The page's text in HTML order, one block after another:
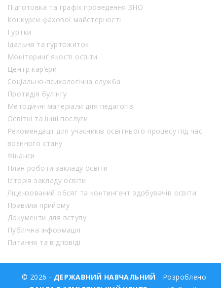
Підготовка та графік проведення ЗНО
Конкурси фахової майстерності
Гуртки
Їдальня та гуртожиток
Моніторинг якості освіти
Центр кар’єри
Соціально-психологічна служба
Протидія булінгу
Методичні матеріали для педагогів
Освітні та інші послуги
Рекомендації для учасників освітнього процесу під час
воєнного стану
Фінанси
План роботи закладу освіти
Історія закладу освіти
Ліцензований обсяг та контингент здобувачів освіти
Правила прийому
Документи для вступу
Публічна інформація
Питання та відповіді
© 2026 - ДЕРЖАВНИЙ НАВЧАЛЬНИЙ
Розроблено